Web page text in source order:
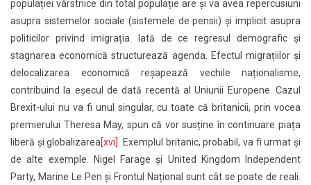
populației vârstnice din total populație are și va avea repercusiuni
asupra sistemelor sociale (sistemele de pensii) și implicit asupra
politicilor privind imigrația. Iată de ce regresul demografic și
stagnarea economică structurează agenda. Efectul migrațiilor și
delocalizarea economică reșapează vechile naționalisme,
contribuind la eșecul de dată recentă al Uniunii Europene. Cazul
Brexit-ului nu va fi unul singular, cu toate că britanicii, prin vocea
premierului Theresa May, spun că vor susține în continuare piața
liberă și globalizarea[xvi] . Exemplul britanic, probabil, va fi urmat și
de alte exemple. Nigel Farage și United Kingdom Independent
Party, Marine Le Pen și Frontul Național sunt cât se poate de reali.